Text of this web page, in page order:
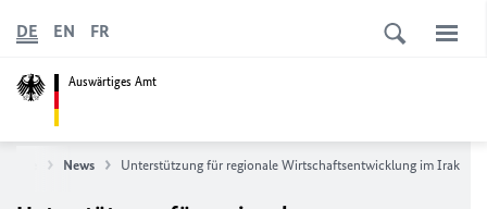
Auswärtiges Amt
DE EN FR
News Unterstützung für regionale Wirtschaftsentwicklung im Irak